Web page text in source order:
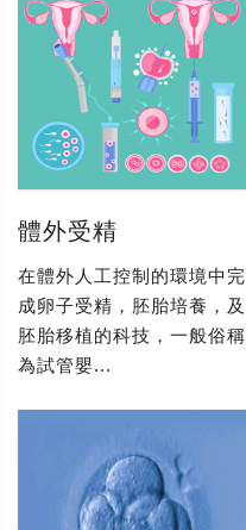
體外受精
在體外人工控制的環境中完
成卵子受精，胚胎培養，及
胚胎移植的科技，一般俗稱
為試管嬰...